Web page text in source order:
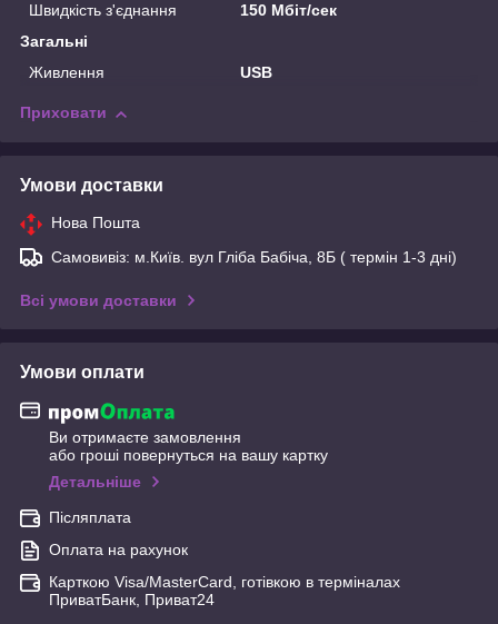
Швидкість з'єднання
150 Мбіт/сек
Загальні
Живлення
USB
Приховати
Умови доставки
Нова Пошта
Самовивіз: м.Київ. вул Гліба Бабіча, 8Б ( термін 1-3 дні)
Всі умови доставки
Умови оплати
Ви отримаєте замовлення
або гроші повернуться на вашу картку
Детальніше
Післяплата
Оплата на рахунок
Карткою Visa/MasterCard, готівкою в терміналах
ПриватБанк, Приват24